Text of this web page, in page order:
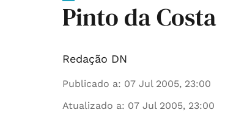
Pinto da Costa
Redação DN
Publicado a: 07 Jul 2005, 23:00
Atualizado a: 07 Jul 2005, 23:00